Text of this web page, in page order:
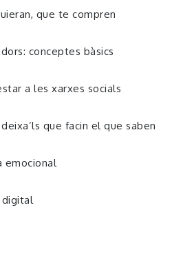
que te compren
conceptes bàsics
a les xarxes socials
que facin el que saben
emocional